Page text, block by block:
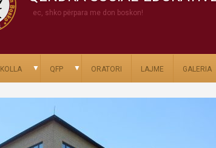
ec, shko përpara me don boskon!
▼ QFP ▼ ORATORI LAJME GALERIA